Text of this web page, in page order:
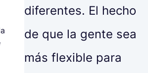
diferentes. El hecho
de que la gente sea
más flexible para